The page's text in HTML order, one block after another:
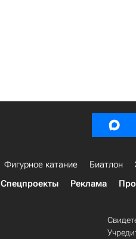
Фигурное катание Биатлон
Спецпроекты
Реклама